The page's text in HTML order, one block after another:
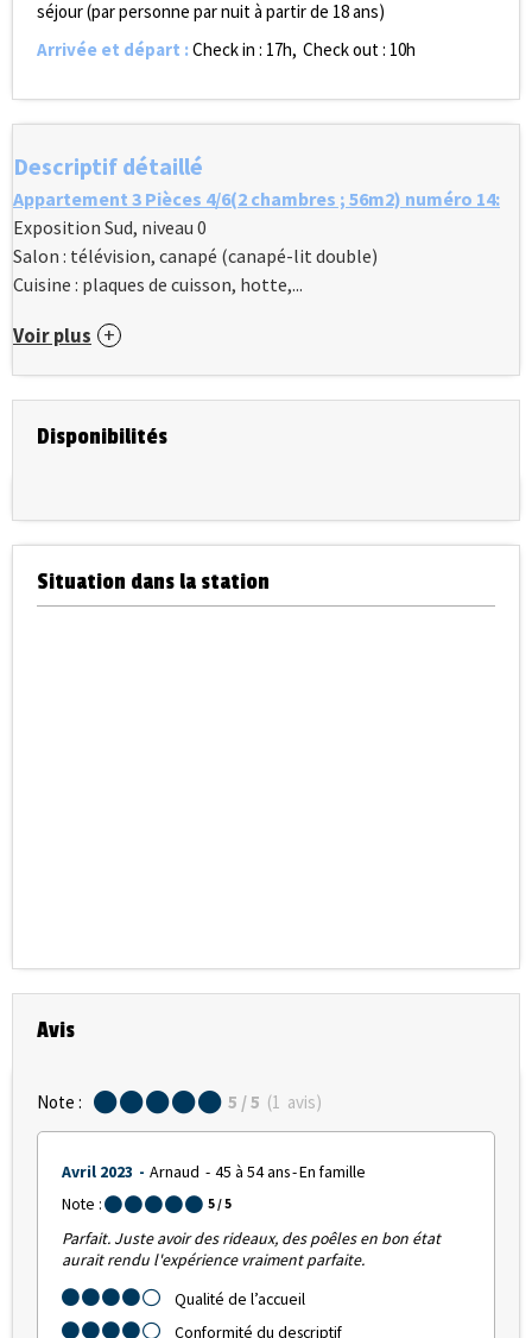
séjour (par personne par nuit à partir de 18 ans)
Arrivée et départ :Check in : 17h Check out : 10h
Descriptif détaillé
Appartement 3 Pièces 4/6(2 chambres ; 56m2) numéro 14:
Exposition Sud, niveau 0
Salon : télévision, canapé (canapé-lit double)
Cuisine : plaques de cuisson, hotte,...
Voir plus
Disponibilités
Situation dans la station
Avis
Note : 5 / 5 (1 avis)
Avril 2023 Arnaud 45 à 54 ans En famille
Note :
5/ 5
Parfait. Juste avoir des rideaux, des poêles en bon état
aurait rendu l'expérience vraiment parfaite.
Qualité de l’accueil
Conformité du descriptif